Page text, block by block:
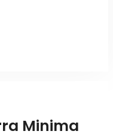
Minima